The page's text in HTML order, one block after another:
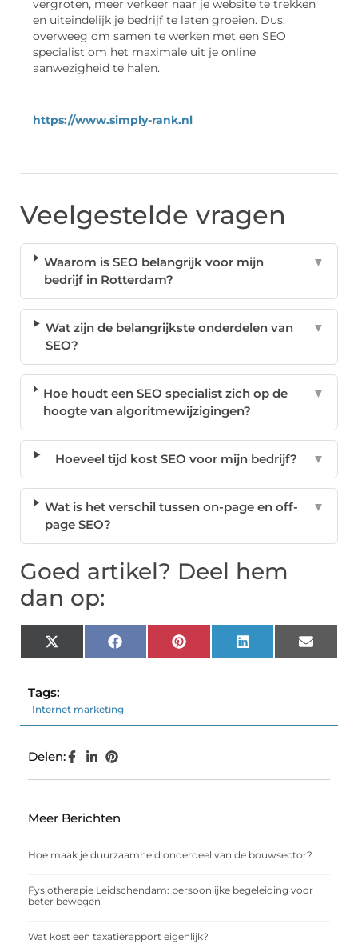
vergroten, meer verkeer naar je website te trekken
en uiteindelijk je bedrijf te laten groeien. Dus,
overweeg om samen te werken met een SEO
specialist om het maximale uit je online
aanwezigheid te halen.
https://www.simply-rank.nl
Veelgestelde vragen
Waarom is SEO belangrijk voor mijn
bedrijf in Rotterdam?
▼
Wat zijn de belangrijkste onderdelen van
SEO?
▼
Hoe houdt een SEO specialist zich op de
hoogte van algoritmewijzigingen?
▼
Hoeveel tijd kost SEO voor mijn bedrijf? ▼
Wat is het verschil tussen on-page en off-
page SEO?
▼
Goed artikel? Deel hem
dan op:
X
(Twitter)
FacebookPinterest LinkedIn Email
Tags:
Internet marketing
Delen:
Meer Berichten
Hoe maak je duurzaamheid onderdeel van de bouwsector?
Fysiotherapie Leidschendam: persoonlijke begeleiding voor
beter bewegen
Wat kost een taxatierapport eigenlijk?